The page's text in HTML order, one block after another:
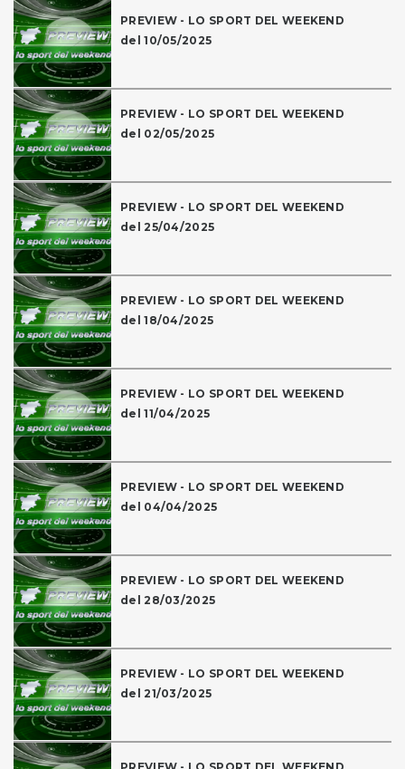
PREVIEW - LO SPORT DEL WEEKEND
del 10/05/2025
PREVIEW - LO SPORT DEL WEEKEND
del 02/05/2025
PREVIEW - LO SPORT DEL WEEKEND
del 25/04/2025
PREVIEW - LO SPORT DEL WEEKEND
del 18/04/2025
PREVIEW - LO SPORT DEL WEEKEND
del 11/04/2025
PREVIEW - LO SPORT DEL WEEKEND
del 04/04/2025
PREVIEW - LO SPORT DEL WEEKEND
del 28/03/2025
PREVIEW - LO SPORT DEL WEEKEND
del 21/03/2025